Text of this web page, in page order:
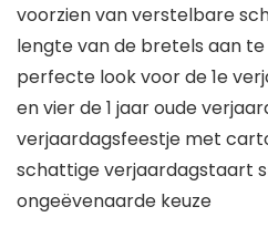
voorzien van verstelbare
lengte van de bretels aan te
perfecte look voor de 1e
en vier de 1 jaar oude
verjaardagsfeestje met
schattige verjaardagstaart
ongeëvenaarde keuze